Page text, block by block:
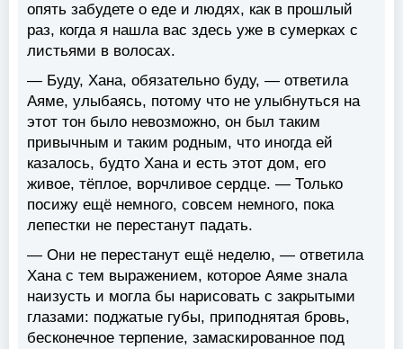
опять забудете о еде и людях, как в прошлый
раз, когда я нашла вас здесь уже в сумерках с
листьями в волосах.
— Буду, Хана, обязательно буду, — ответила
Аяме, улыбаясь, потому что не улыбнуться на
этот тон было невозможно, он был таким
привычным и таким родным, что иногда ей
казалось, будто Хана и есть этот дом, его
живое, тёплое, ворчливое сердце. — Только
посижу ещё немного, совсем немного, пока
лепестки не перестанут падать.
— Они не перестанут ещё неделю, — ответила
Хана с тем выражением, которое Аяме знала
наизусть и могла бы нарисовать с закрытыми
глазами: поджатые губы, приподнятая бровь,
бесконечное терпение, замаскированное под